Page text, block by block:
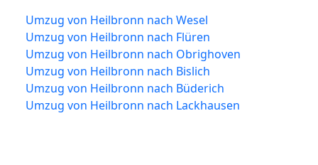
Umzug von Heilbronn nach Wesel
Umzug von Heilbronn nach Flüren
Umzug von Heilbronn nach Obrighoven
Umzug von Heilbronn nach Bislich
Umzug von Heilbronn nach Büderich
Umzug von Heilbronn nach Lackhausen